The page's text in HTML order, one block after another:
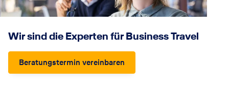
Wir sind die Experten für Business Travel
Beratungstermin vereinbaren